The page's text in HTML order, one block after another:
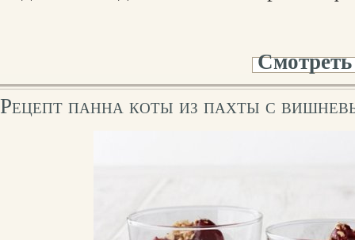
Рецепт панна коты из пахты с